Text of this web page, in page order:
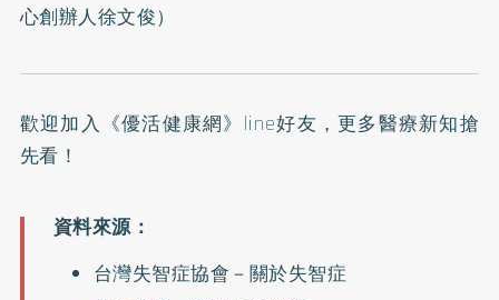
心創辦人徐文俊）
歡迎加入 《優活健康網》line好友 ，更多醫療新知搶
先看！
台灣失智症協會－關於失智症